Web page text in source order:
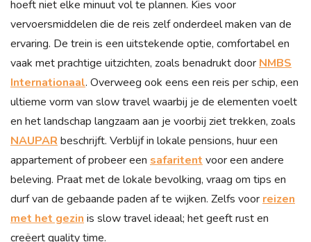
hoeft niet elke minuut vol te plannen. Kies voor
vervoersmiddelen die de reis zelf onderdeel maken van de
ervaring. De trein is een uitstekende optie, comfortabel en
vaak met prachtige uitzichten, zoals benadrukt door NMBS
Internationaal. Overweeg ook eens een reis per schip, een
ultieme vorm van slow travel waarbij je de elementen voelt
en het landschap langzaam aan je voorbij ziet trekken, zoals
NAUPAR beschrijft. Verblijf in lokale pensions, huur een
appartement of probeer een safaritent voor een andere
beleving. Praat met de lokale bevolking, vraag om tips en
durf van de gebaande paden af te wijken. Zelfs voor reizen
met het gezin is slow travel ideaal; het geeft rust en
creëert quality time.